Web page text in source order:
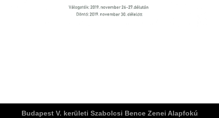
Budapest V. kerületi Szabolcsi Bence Zenei Alapfokú